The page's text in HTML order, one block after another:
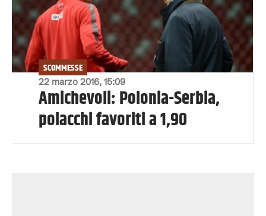
22 marzo 2016, 15:09
SCOMMESSE
Amichevoli: Polonia-Serbia,
polacchi favoriti a 1,90